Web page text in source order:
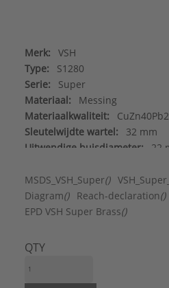
Merk:
VSH
Type:
S1280
Serie:
Super
Materiaal:
Messing
Materiaalkwaliteit:
Sleutelwijdte wartel:
32 mm
Uitwendige buisdiameter:
22
MSDS_VSH_Super()
Diagram() Reach-declaration()
EPD VSH Super Brass()
QTY